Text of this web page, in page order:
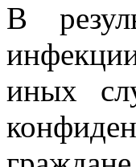
В
иных